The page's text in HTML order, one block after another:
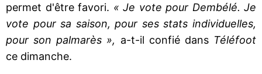
permet d'être favori. « Je vote pour Dembélé. Je
vote pour sa saison, pour ses stats individuelles,
pour son palmarès », a-t-il confié dans Téléfoot
ce dimanche.